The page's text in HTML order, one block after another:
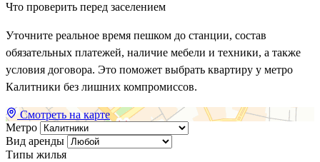
Что проверить перед заселением
Уточните реальное время пешком до станции, состав
обязательных платежей, наличие мебели и техники, а также
условия договора. Это поможет выбрать квартиру у метро
Калитники без лишних компромиссов.
Смотреть на карте
Метро
Вид аренды
Типы жилья